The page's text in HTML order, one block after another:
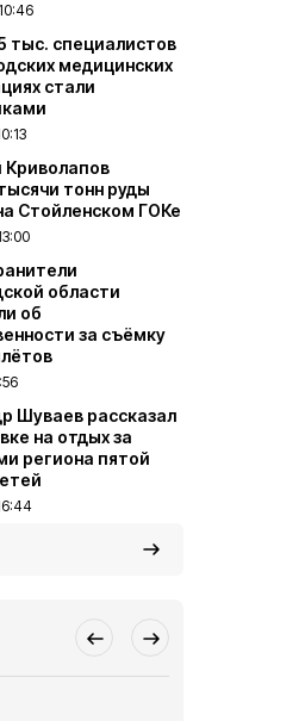
тыс. специалистов
медицинских
стали
Криволапов
тонн руды
Стойленском ГОКе
области
об
за съёмку
Шуваев рассказал
на отдых за
региона пятой